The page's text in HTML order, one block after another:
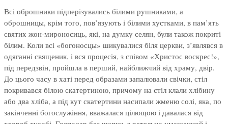
Всі оброшники підперізувались білими рушниками, а
оброшницы, крім того, пов’язують і білими хустками, в пам’ять
святих жон-мироносиць, які, на думку селян, були також покриті
білим. Коли всі «богоносцы» шикувалися біля церкви, з’являвся в
одяганні священик, і вся процесія, з співом «Христос воскрес!»,
під передзвін, пройшла в перший, найближчий від храму, двір.
До цього часу в хаті перед образами запалювали свічки, стіл
покривався білою скатертиною, причому на стіл клали хлібину
або два хліба, а під кут скатертини насипали жменю солі, яка, по
закінченні богослужіння, вважалася цілющою і давалася від